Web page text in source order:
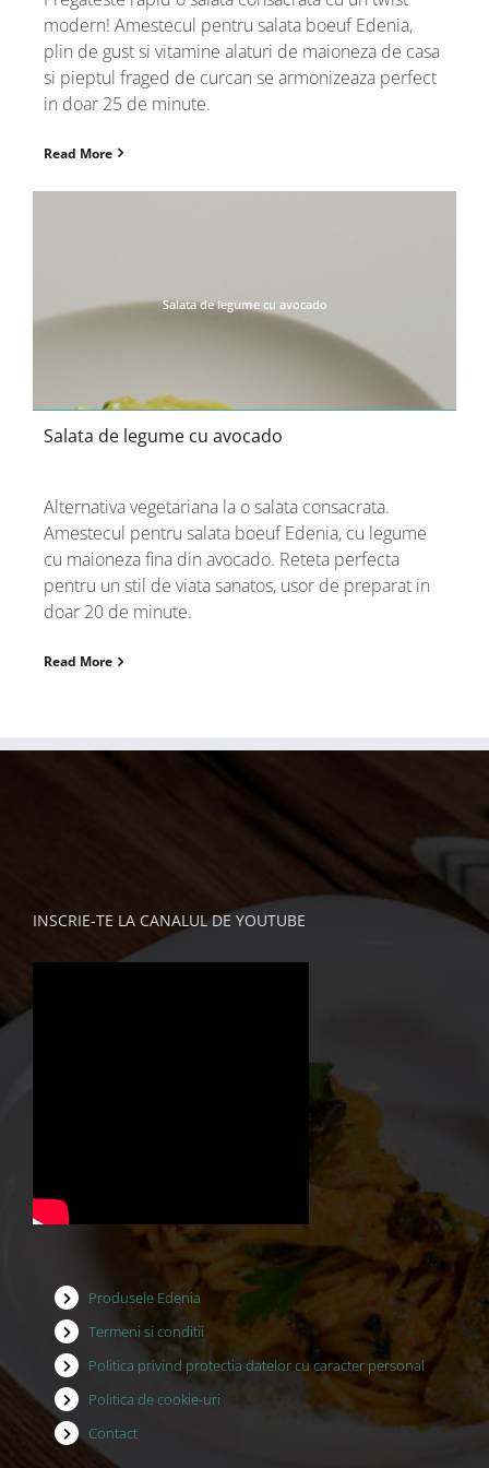
modern! Amestecul pentru salata boeuf Edenia,
plin de gust si vitamine alaturi de maioneza de casa
si pieptul fraged de curcan se armonizeaza perfect
in doar 25 de minute.
Read More
Salata de legume cu avocado
Salata de legume cu avocado
Alternativa vegetariana la o salata consacrata.
Amestecul pentru salata boeuf Edenia, cu legume
cu maioneza fina din avocado. Reteta perfecta
pentru un stil de viata sanatos, usor de preparat in
doar 20 de minute.
Read More
INSCRIE-TE LA CANALUL DE YOUTUBE
Produsele Edenia
Termeni si conditii
Politica privind protectia datelor cu caracter personal
Politica de cookie-uri
Contact